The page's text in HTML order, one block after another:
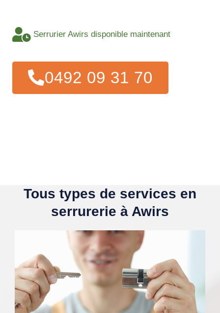
Serrurier Awirs disponible maintenant
0492 09 31 70
Tous types de services en
serrurerie à Awirs